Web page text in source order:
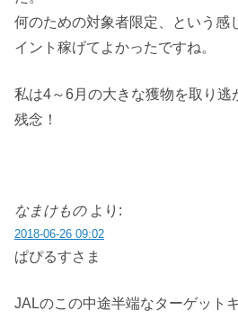
何のための対象者限定、という感
イント稼げてよかったですね。
私は4～6月の大きな獲物を取り逃
残念！
なまけもの より:
2018-06-26 09:02
ぱぴるすさま
JALのこの中途半端なターゲット